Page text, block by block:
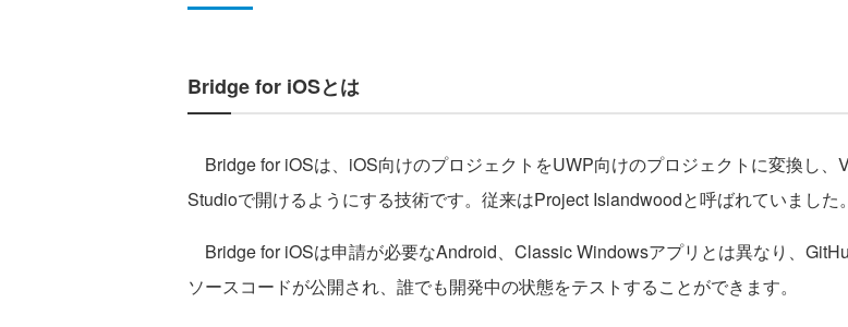
Bridge for iOSとは
Bridge for iOSは、iOS向けのプロジェクトをUWP向けのプロジェクトに変換し、
Studioで開けるようにする技術です。従来はProject Islandwoodと呼ばれていました。
Bridge for iOSは申請が必要なAndroid、Classic Windowsアプリとは異なり、
ソースコードが公開され、誰でも開発中の状態をテストすることができます。